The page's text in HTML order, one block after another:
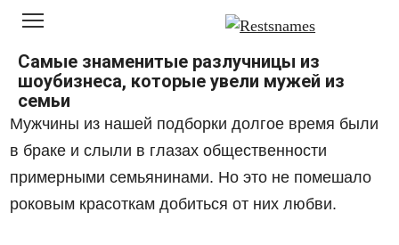
Перейти
контенту
Самые знаменитые разлучницы из
шоубизнеса, которые увели мужей из
семьи
Мужчины из нашей подборки долгое время были
в браке и слыли в глазах общественности
примерными семьянинами. Но это не помешало
роковым красоткам добиться от них любви.